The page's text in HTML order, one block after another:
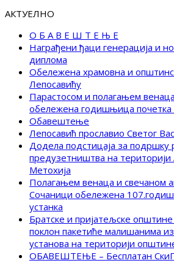
АКТУЕЛНО
О Б А В Е Ш Т Е Њ Е
Награђени ђаци генерација и
диплома
Обележена храмовна и
Лепосавићу
Парастосом и полагањем
обележена годишњица почетка
Обавештење
Лепосавић прославио Светог
Додела подстицаја за подршку
предузетништва на
Метохија
Полагањем венаца и свечаном
Сочаници обележена
устанка
Братске и пријатељске
поклон пакетиће малишанима
установа на територији
ОБАВЕШТЕЊЕ – Бесплатан